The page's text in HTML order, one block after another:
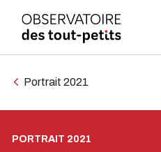
Portrait 2021
PORTRAIT 2021